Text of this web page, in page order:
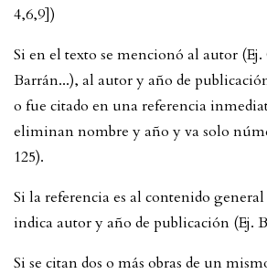
4,6,9])
Si en el texto se mencionó al autor (Ej.
Barrán...), al autor y año de
o fue citado en una referencia
eliminan nombre y año y va solo
125).
Si la referencia es al contenido general
indica autor y año de publicación (Ej.
Si se citan dos o más obras de un